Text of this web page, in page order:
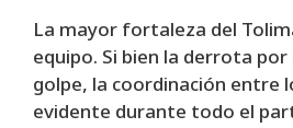
La mayor fortaleza del
equipo. Si bien la derrota
golpe, la coordinación entre
evidente durante todo el